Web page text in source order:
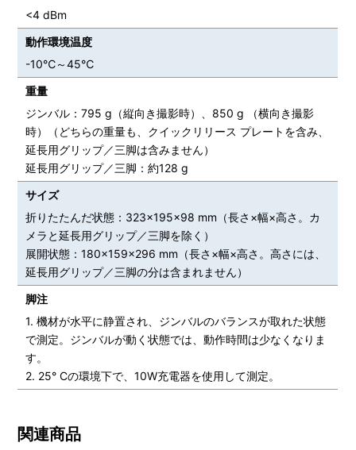
<4 dBm
動作環境温度
-10℃～45℃
重量
ジンバル：795 g（縦向き撮影時）、850 g （横向き撮影
時）（どちらの重量も、クイックリリース プレートを含み、
延長用グリップ／三脚は含みません）
延長用グリップ／三脚：約128 g
サイズ
折りたたんだ状態：323×195×98 mm（長さ×幅×高さ。カ
メラと延長用グリップ／三脚を除く）
展開状態：180×159×296 mm（長さ×幅×高さ。高さには、
延長用グリップ／三脚の分は含まれません）
脚注
1. 機材が水平に静置され、ジンバルのバランスが取れた状態
で測定。ジンバルが動く状態では、動作時間は少なくなりま
す。
2. 25° Cの環境下で、10W充電器を使用して測定。
関連商品